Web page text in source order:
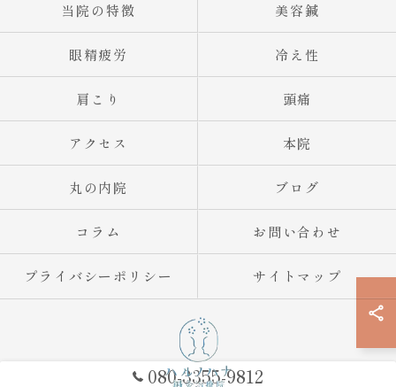
080-3355-9812
当院の特徴 美容鍼
眼精疲労 冷え性
肩こり 頭痛
アクセス 本院
丸の内院 ブログ
コラム お問い合わせ
プライバシーポリシー サイトマップ